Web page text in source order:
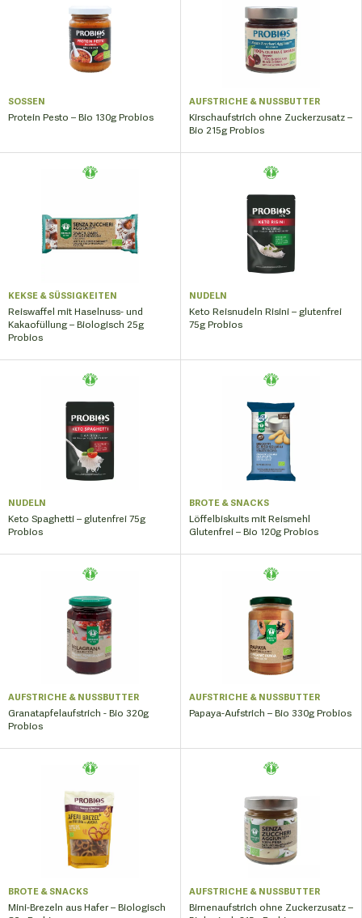
SOSSEN
Protein Pesto – Bio 130g Probios
AUFSTRICHE & NUSSBUTTER
Kirschaufstrich ohne Zuckerzusatz –
Bio 215g Probios
KEKSE & SÜSSIGKEITEN
Reiswaffel mit Haselnuss- und
Kakaofüllung – Biologisch 25g
Probios
NUDELN
Keto Reisnudeln Risini – glutenfrei
75g Probios
NUDELN
Keto Spaghetti – glutenfrei 75g
Probios
BROTE & SNACKS
Löffelbiskuits mit Reismehl
Glutenfrei – Bio 120g Probios
AUFSTRICHE & NUSSBUTTER
Granatapfelaufstrich - Bio 320g
Probios
AUFSTRICHE & NUSSBUTTER
Papaya-Aufstrich – Bio 330g Probios
BROTE & SNACKS
Mini-Brezeln aus Hafer – Biologisch
AUFSTRICHE & NUSSBUTTER
Birnenaufstrich ohne Zuckerzusatz –